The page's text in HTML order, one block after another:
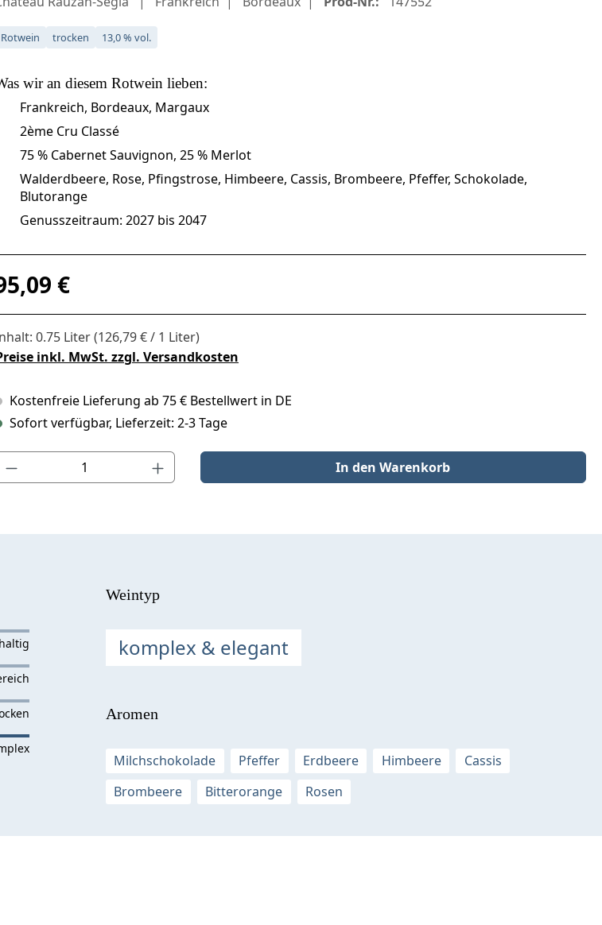
Rotwein trocken 13,0 % vol.
wir an diesem Rotwein lieben:
Frankreich, Bordeaux, Margaux
2ème Cru Classé
75 % Cabernet Sauvignon, 25 % Merlot
Walderdbeere, Rose, Pfingstrose, Himbeere, Cassis, Brombeere, Pfeffer, Schokolade,
Blutorange
Genusszeitraum: 2027 bis 2047
Preis:
€
0.75 Liter(126,79 € / 1 Liter)
inkl. MwSt. zzgl. Versandkosten
Kostenfreie Lieferung ab 75 € Bestellwert in DE
Sofort verfügbar, Lieferzeit: 2-3 Tage
Anzahl: Gib den gewünschten Wert ein oder benutze die Schaltflächen um die Anzahl zu erhöhen oder zu
In den Warenkorb
Weintyp
komplex & elegant
Aromen
Milchschokolade Pfeffer Erdbeere Himbeere
Cassis
Brombeere
Bitterorange Rosen